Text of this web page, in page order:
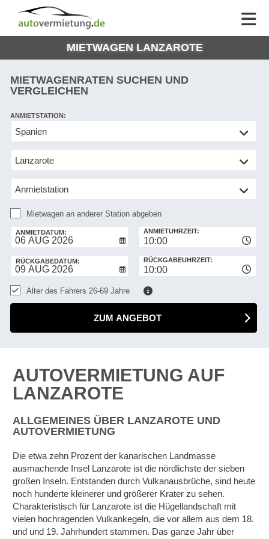
AUTOVERMIETUNG
AUTO
EUROPE
AUTOVERMIETUNG
HILFE
MIETWAGEN LANZAROTE
MIETWAGENRATEN SUCHEN UND
VERGLEICHEN
Mietwagen
anderer
ANMIETSTATION:
Mietwagen an anderer Station abgeben
ANMIETDATUM:
10:00
ANMIETUHRZEIT:
RÜCKGABEDATUM:
10:00
RÜCKGABEUHRZEIT:
Alter des Fahrers 26-69 Jahre
ZUM ANGEBOT
AUTOVERMIETUNG AUF
LANZAROTE
ALLGEMEINES ÜBER LANZAROTE UND
AUTOVERMIETUNG
Die etwa zehn Prozent der kanarischen Landmasse
ausmachende Insel Lanzarote ist die nördlichste der sieben
großen Inseln. Entstanden durch Vulkanausbrüche, sind heute
noch hunderte kleinerer und größerer Krater zu sehen.
Charakteristisch für Lanzarote ist die Hügellandschaft mit
vielen hochragenden Vulkankegeln, die vor allem aus dem 18.
und und 19. Jahrhundert stammen. Das ganze Jahr über